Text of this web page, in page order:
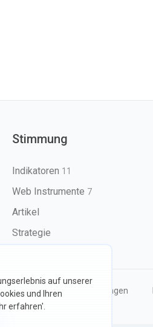
auf unserer
und Ihren
erfahren'.
Stimmung
Indikatoren 11
Web Instrumente 7
Artikel
Strategie
Nutzungsbedingungen